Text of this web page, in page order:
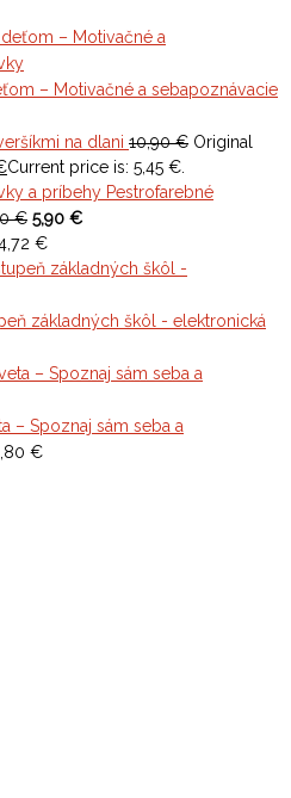
– Motivačné a sebapoznávacie
na dlani 10,90€ Original
Current price is: 5,45 €.
Pestrofarebné
€ 5,90 €
€
základných škôl - elektronická
– Spoznaj sám seba a
€